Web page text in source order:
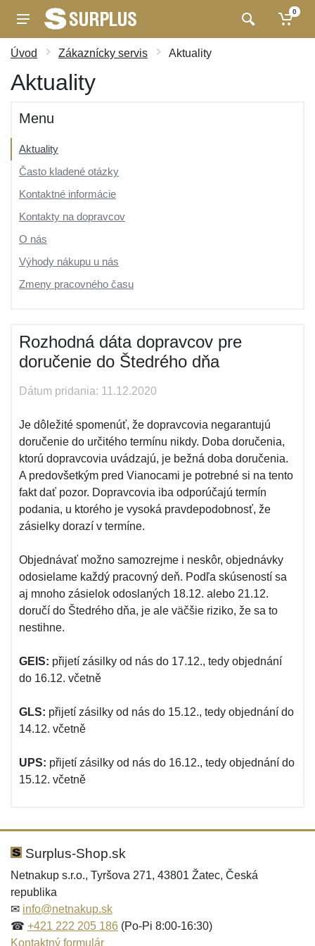
0
Úvod Zákaznícky servis Aktuality
Aktuality
Menu
Aktuality
Často kladené otázky
Kontaktné informácie
Kontakty na dopravcov
O nás
Výhody nákupu u nás
Zmeny pracovného času
Rozhodná dáta dopravcov pre
doručenie do Štedrého dňa
Dátum pridania: 11.12.2020
Je dôležité spomenúť, že dopravcovia negarantujú
doručenie do určitého termínu nikdy. Doba doručenia,
ktorú dopravcovia uvádzajú, je bežná doba doručenia.
A predovšetkým pred Vianocami je potrebné si na tento
fakt dať pozor. Dopravcovia iba odporúčajú termín
podania, u ktorého je vysoká pravdepodobnosť, že
zásielky dorazí v termíne.
Objednávať možno samozrejme i neskôr, objednávky
odosielame každý pracovný deň. Podľa skúseností sa
aj mnoho zásielok odoslaných 18.12. alebo 21.12.
doručí do Štedrého dňa, je ale väčšie riziko, že sa to
nestihne.
GEIS: přijetí zásilky od nás do 17.12., tedy objednání
do 16.12. včetně
GLS: přijetí zásilky od nás do 15.12., tedy objednání do
14.12. včetně
UPS: přijetí zásilky od nás do 16.12., tedy objednání do
15.12. včetně
Surplus-Shop.sk
Netnakup s.r.o., Tyršova 271, 43801 Žatec, Česká
republika
✉ info@netnakup.sk
☎ +421 222 205 186 (Po-Pi 8:00-16:30)
Kontaktný formulár